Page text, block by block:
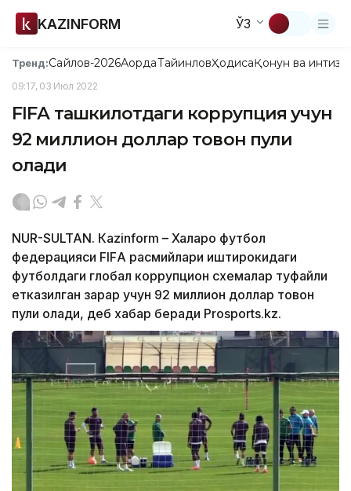
KAZINFORM ЎЗ
Тренд:Сайлов-2026АқордаТайинловҲодисаҚонун ва
09:17, 03 Июл 2022
FIFА ташкилотдаги коррупция учун
92 миллион доллар товон пули
олади
NUR-SULTAN. Кazinform – Халқаро футбол
федерацияси FIFА расмийлари иштирокидаги
футболдаги глобал коррупцион схемалар туфайли
етказилган зарар учун 92 миллион доллар товон
пули олади, деб хабар беради Prosports.kz.